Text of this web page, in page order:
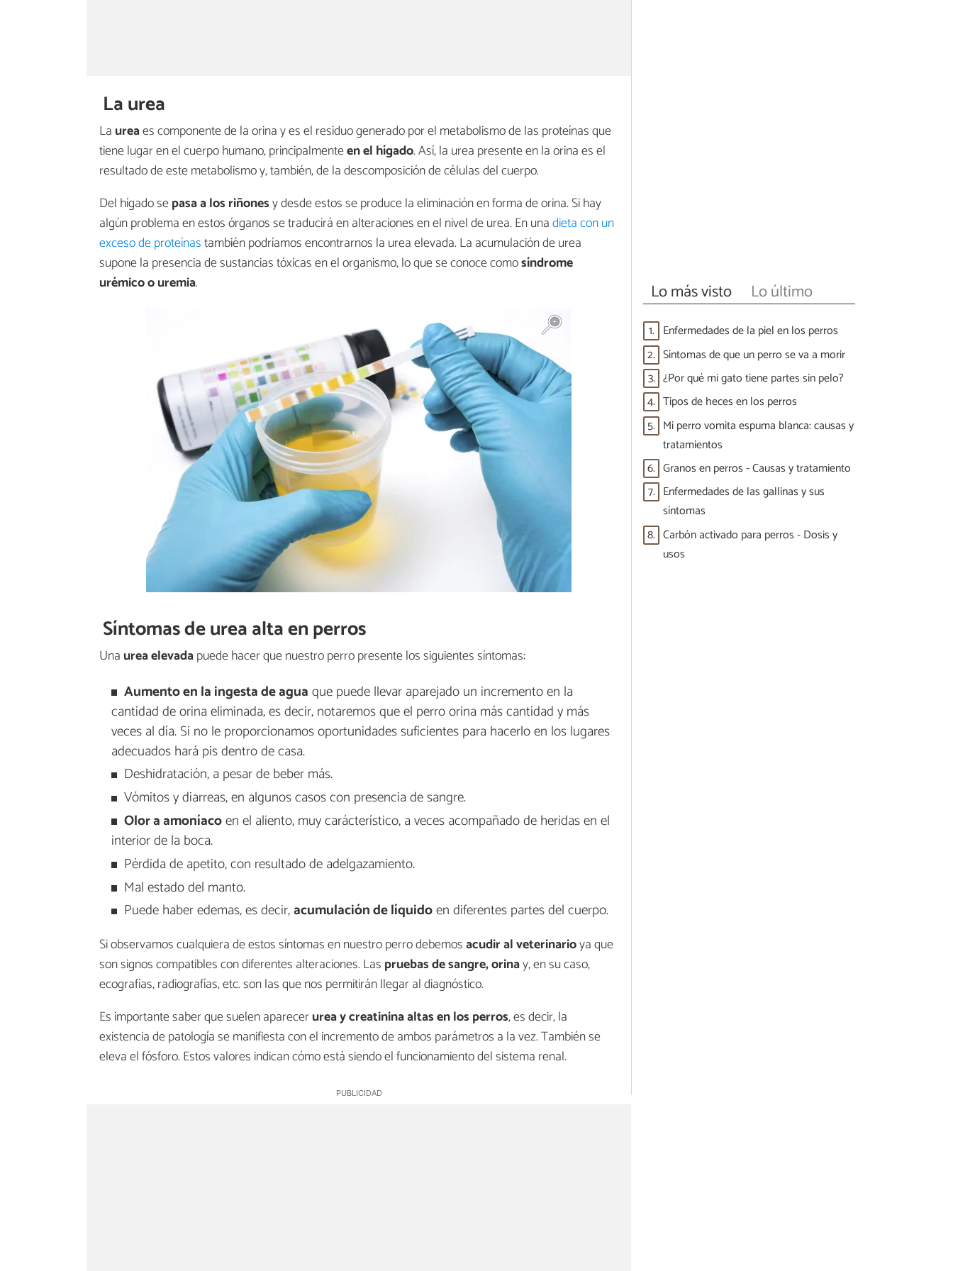
La urea
La ureaes componente de la orina y es el residuo generado por el metabolismo de las proteínas que
tiene lugar en el cuerpo humano, principalmenteen el hígado. Así, la urea presente en la orina es el
resultado de este metabolismo y, también, de la descomposición de células del cuerpo.
Del hígado sepasa a los riñonesy desde estos se produce la eliminación en forma de orina. Si hay
algún problema en estos órganos se traducirá en alteraciones en el nivel de urea. En unadieta con un
exceso de proteínastambién podríamos encontrarnos la urea elevada. La acumulación de urea
supone la presencia de sustancias tóxicas en el organismo, lo que se conoce comosíndrome
urémico o uremia.
Síntomas de urea alta en perros
Una urea elevadapuede hacer que nuestro perro presente los siguientes síntomas:
Aumento en la ingesta de aguaque puede llevar aparejado un incremento en la
cantidad de orina eliminada, es decir, notaremos que el perro orina más cantidad y más
veces al día. Si no le proporcionamos oportunidades suficientes para hacerlo en los lugares
adecuados hará pis dentro de casa.
Deshidratación, a pesar de beber más.
Vómitos y diarreas, en algunos casos con presencia de sangre.
Olor a amoníacoen el aliento, muy carácterístico, a veces acompañado de heridas en el
interior de la boca.
Pérdida de apetito, con resultado de adelgazamiento.
Mal estado del manto.
Puede haber edemas, es decir,acumulación de líquidoen diferentes partes del cuerpo.
Si observamos cualquiera de estos síntomas en nuestro perro debemosacudir al veterinarioya que
son signos compatibles con diferentes alteraciones. Las pruebas de sangre, orinay, en su caso,
ecografías, radiografías, etc. son las que nos permitirán llegar al diagnóstico.
Es importante saber que suelen aparecerurea y creatinina altas en los perros, es decir, la
existencia de patología se manifiesta con el incremento de ambos parámetros a la vez. También se
eleva el fósforo. Estos valores indican cómo está siendo el funcionamiento del sistema renal.
Lo más visto Lo último
1. Enfermedades de la piel en los perros
2. Síntomas de que un perro se va a morir
3. ¿Por qué mi gato tiene partes sin pelo?
4. Tipos de heces en los perros
5. Mi perro vomita espuma blanca: causas y
tratamientos
6. Granos en perros - Causas y tratamiento
7. Enfermedades de las gallinas y sus
síntomas
8. Carbón activado para perros - Dosis y
usos